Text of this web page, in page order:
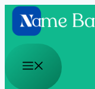
Skip
to
content
Menu